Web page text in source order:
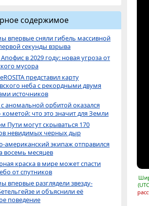
содержимое
впервые сняли гибель массивной
секунды взрыва
в 2029 году: новая угроза от
мусора
представил карту
неба с рекордными двумя
источников
аномальной орбитой оказался
что это значит для Земли
Пути могут скрываться 170
невидимых черных дыр
американский экипаж отправился
восемь месяцев
краска в мире может спасти
от спутников
впервые разглядели звезду-
и объяснили её
поведение